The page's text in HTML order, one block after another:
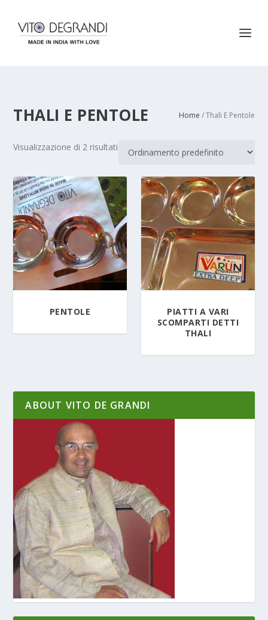
THALI E PENTOLE Home / Thali E Pentole
Visualizzazione di 2 risultati
PENTOLE
PIATTI A VARI
SCOMPARTI DETTI
THALI
ABOUT VITO DE GRANDI